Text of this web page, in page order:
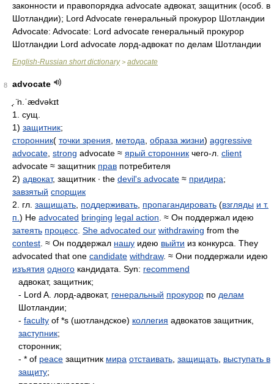
законности и правопорядка advocate адвокат, защитник (особ. в
Шотландии); Lord Advocate генеральный прокурор Шотландии
Advocate: Advocate: Lord advocate генеральный прокурор
Шотландии Lord advocate лорд-адвокат по делам Шотландии
English-Russian short dictionary> advocate
8
advocate
̘. ̈n.ˈædvəkɪt
1. сущ.
1) защитник;
сторонник( точки зрения метода образа жизни) aggressive
advocate strong advocate ≈ ярый сторонник чего-л. client
advocate ≈ защитник прав потребителя
2) адвокат, защитник ∙ the devil's advocate ≈ придира;
завзятый спорщик
2. гл. защищать поддерживать пропагандировать (взгляды и т.
п. ) He advocated bringing legal action . ≈ Он поддержал идею
затеять процесс She advocated our withdrawing from the
contest . ≈ Он поддержал нашу идею выйти из конкурса. They
advocated that one candidate withdraw. ≈ Они поддержали идею
изъятия одного кандидата. Syn: recommend
адвокат, защитник;
- Lord A. лорд-адвокат, генеральный прокурор по делам
Шотландии;
- faculty of *s (шотландское) коллегия адвокатов защитник,
заступник;
сторонник;
- * of peace защитник мира отстаивать защищать выступать в
защиту;